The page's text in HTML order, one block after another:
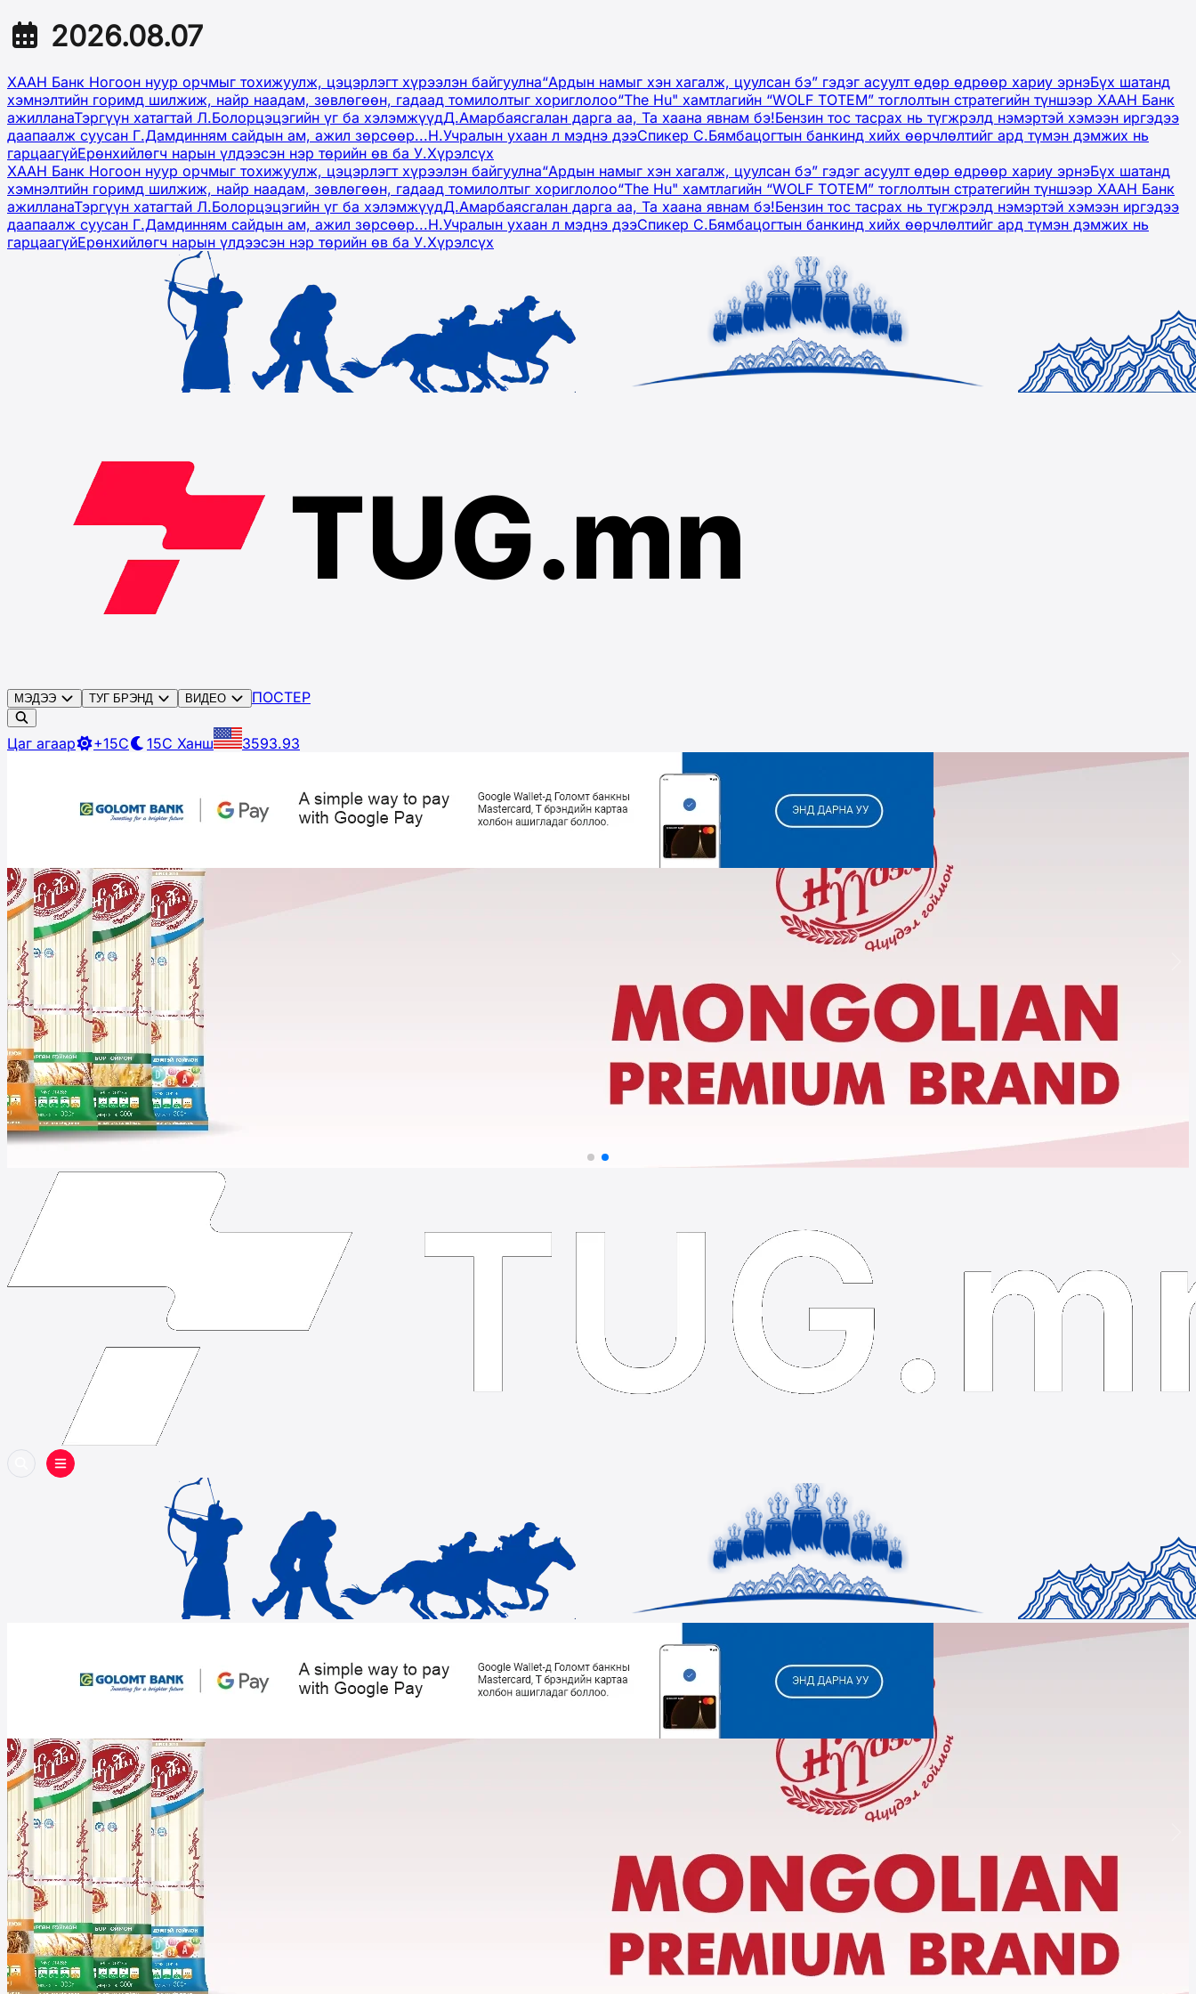
2026.08.07
ХААН Банк Ногоон нуур орчмыг тохижуулж, цэцэрлэгт хүрээлэн байгуулна“Ардын намыг хэн хагалж, цуулсан бэ” гэдэг асуулт өдөр өдрөөр хариу эрнэБүх шатанд
хэмнэлтийн горимд шилжиж, найр наадам, зөвлөгөөн, гадаад томилолтыг хориглолоо“The Hu" хамтлагийн “WOLF TOTEM” тоглолтын стратегийн түншээр ХААН Банк
ажилланаТэргүүн хатагтай Л.Болорцэцэгийн үг ба хэлэмжүүдД.Амарбаясгалан дарга аа, Та хаана явнам бэ!Бензин тос тасрах нь түгжрэлд нэмэртэй хэмээн иргэдээ
даапаалж суусан Г.Дамдинням сайдын ам, ажил зөрсөөр...Н.Учралын ухаан л мэднэ дээСпикер С.Бямбацогтын банкинд хийх өөрчлөлтийг ард түмэн дэмжих нь
гарцаагүйЕрөнхийлөгч нарын үлдээсэн нэр төрийн өв ба У.Хүрэлсүх
ХААН Банк Ногоон нуур орчмыг тохижуулж, цэцэрлэгт хүрээлэн байгуулна“Ардын намыг хэн хагалж, цуулсан бэ” гэдэг асуулт өдөр өдрөөр хариу эрнэБүх шатанд
хэмнэлтийн горимд шилжиж, найр наадам, зөвлөгөөн, гадаад томилолтыг хориглолоо“The Hu" хамтлагийн “WOLF TOTEM” тоглолтын стратегийн түншээр ХААН Банк
ажилланаТэргүүн хатагтай Л.Болорцэцэгийн үг ба хэлэмжүүдД.Амарбаясгалан дарга аа, Та хаана явнам бэ!Бензин тос тасрах нь түгжрэлд нэмэртэй хэмээн иргэдээ
даапаалж суусан Г.Дамдинням сайдын ам, ажил зөрсөөр...Н.Учралын ухаан л мэднэ дээСпикер С.Бямбацогтын банкинд хийх өөрчлөлтийг ард түмэн дэмжих нь
гарцаагүйЕрөнхийлөгч нарын үлдээсэн нэр төрийн өв ба У.Хүрэлсүх
МЭДЭЭ ТУГ БРЭНД ВИДЕО ПОСТЕР
Цаг агаар +15C 15C Ханш 3593.93